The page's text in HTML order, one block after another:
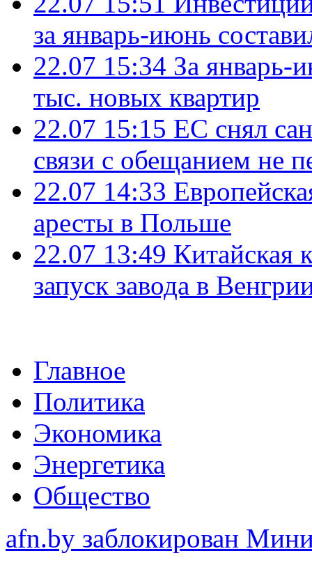
за январь-июнь
22.07 15:34 За январь-
тыс. новых квартир
22.07 15:15 ЕС снял
связи с обещанием не
22.07 14:33
аресты в Польше
22.07 13:49 Китайская
запуск завода в
Главное
Политика
Экономика
Энергетика
Общество
afn.by заблокирован